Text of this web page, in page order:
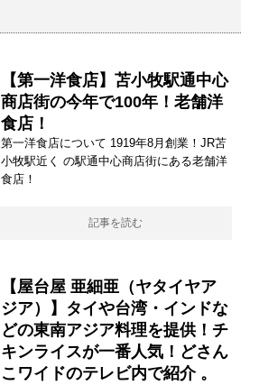
【第一洋食店】苫小牧駅通中心
商店街の今年で100年！老舗洋
食店！
第一洋食店について 1919年8月創業！JR苫
小牧駅近く の駅通中心商店街にある老舗洋
食店！
記事を読む
【屋台屋 亜細亜（ヤタイヤア
ジア）】タイや台湾・インドな
どの東南アジア料理を提供！チ
キンライスが一番人気！どさん
こワイドのテレビ内で紹介 。